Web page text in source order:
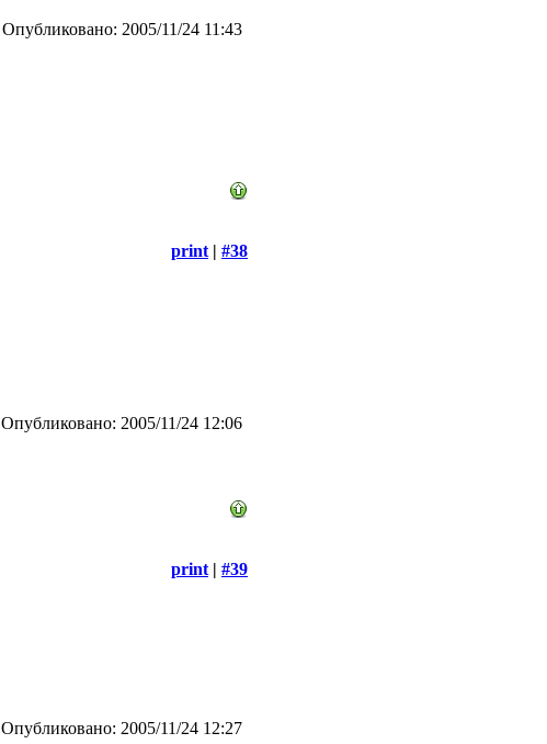
Опубликовано: 2005/11/24 11:43
print | #38
Опубликовано: 2005/11/24 12:06
print | #39
Опубликовано: 2005/11/24 12:27